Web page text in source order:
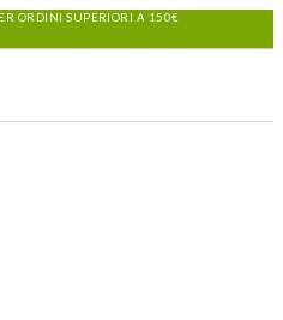
ORDINI SUPERIORI A 150€